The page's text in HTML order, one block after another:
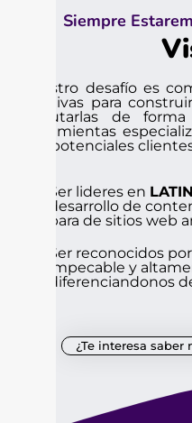
Siempre
Nuestro desafío es
efectivas para
ejecutarlas de
herramientas
con potenciales
Ser lideres en
desarrollo de
para de sitios web
Ser reconocidos
impecable y
diferenciandonos
¿Te interesa saber